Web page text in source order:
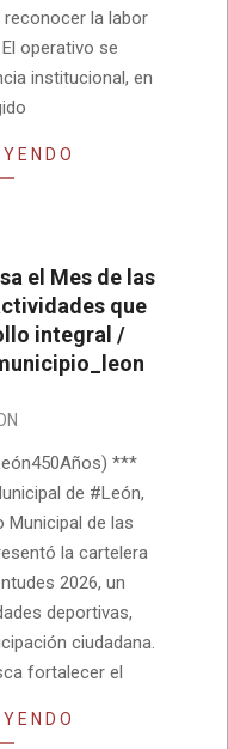
la labor
operativo se
institucional, en
el Mes de las
que
integral /
***
de #León,
de las
la cartelera
2026, un
deportivas,
ciudadana.
fortalecer el